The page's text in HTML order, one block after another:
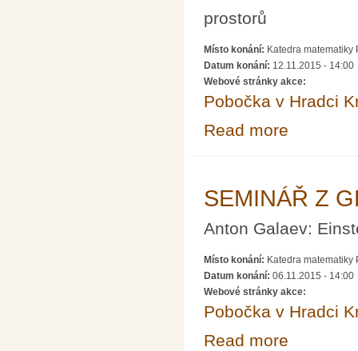
prostorů
Místo konání: Katedra matematiky
Datum konání: 12.11.2015 - 14:00
Webové stránky akce:
Pobočka v Hradci
Read more
SEMINÁŘ Z
Anton Galaev:
Místo konání: Katedra matematiky
Datum konání: 06.11.2015 - 14:00
Webové stránky akce:
Pobočka v Hradci
Read more